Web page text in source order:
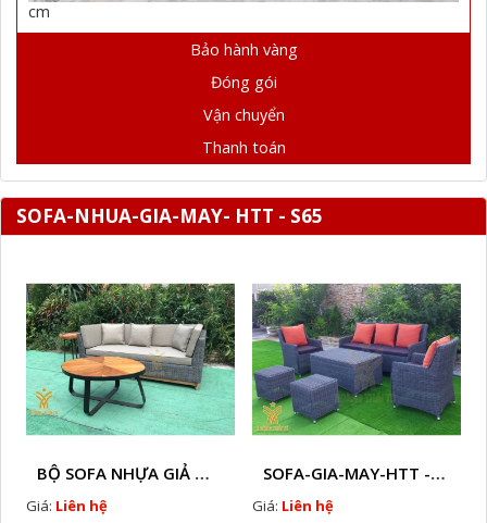
cm
Bảo hành vàng
Đóng gói
Vận chuyển
Thanh toán
SOFA-NHUA-GIA-MAY- HTT - S65
BỘ SOFA NHỰA GIẢ MÂY HTT - S86
Giá: Liên hệ
SOFA-GIA-MAY-HTT - S61 COPY
Giá: Liên hệ